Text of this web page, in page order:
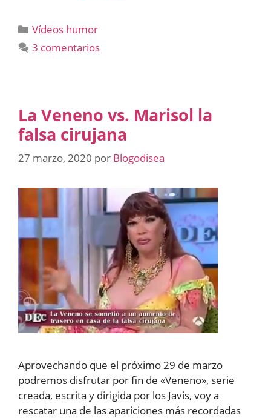
Categorías
Vídeos humor
3 comentarios
La Veneno vs. Marisol la
falsa cirujana
27 marzo, 2020 por Blogodisea
Aprovechando que el próximo 29 de marzo
podremos disfrutar por fin de «Veneno», serie
creada, escrita y dirigida por los Javis, voy a
rescatar una de las apariciones más recordadas